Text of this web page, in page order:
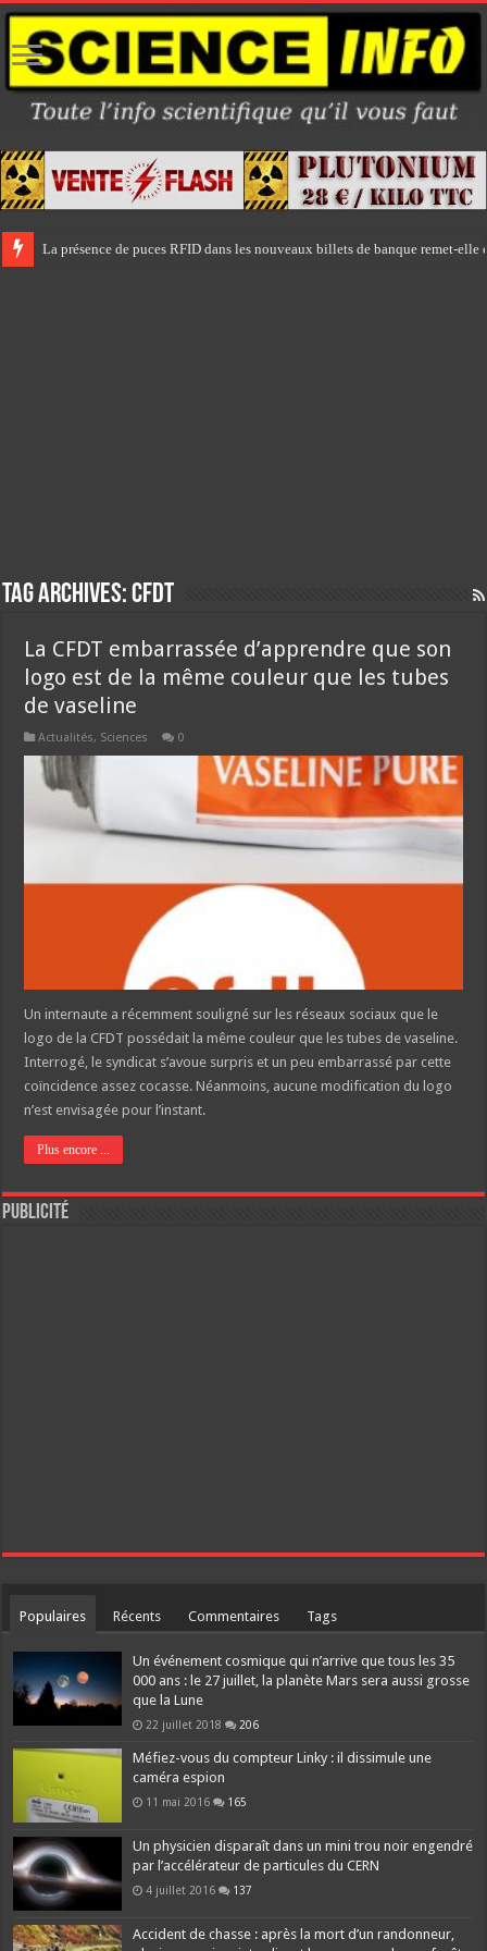
La présence de puces RFID dans les nouveaux billets de banque remet-
Tag Archives:cfdt
La CFDT embarrassée d’apprendre que son
logo est de la même couleur que les tubes
de vaseline
Actualités, Sciences 0
Un internaute a récemment souligné sur les réseaux sociaux que le
logo de la CFDT possédait la même couleur que les tubes de vaseline.
Interrogé, le syndicat s’avoue surpris et un peu embarrassé par cette
coïncidence assez cocasse. Néanmoins, aucune modification du logo
n’est envisagée pour l’instant.
Plus encore ...
Publicité
Populaires Récents Commentaires Tags
Un événement cosmique qui n’arrive que tous les 35
000 ans : le 27 juillet, la planète Mars sera aussi grosse
que la Lune
22 juillet 2018 206
Méfiez-vous du compteur Linky : il dissimule une
caméra espion
11 mai 2016 165
Un physicien disparaît dans un mini trou noir engendré
par l’accélérateur de particules du CERN
4 juillet 2016 137
Accident de chasse : après la mort d’un randonneur,